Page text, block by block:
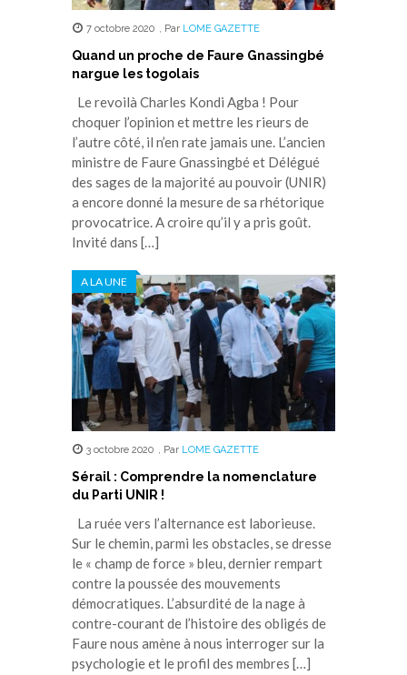
7 octobre 2020 , Par LOME GAZETTE
Quand un proche de Faure Gnassingbé
nargue les togolais
Le revoilà Charles Kondi Agba ! Pour
choquer l’opinion et mettre les rieurs de
l’autre côté, il n’en rate jamais une. L’ancien
ministre de Faure Gnassingbé et Délégué
des sages de la majorité au pouvoir (UNIR)
a encore donné la mesure de sa rhétorique
provocatrice. A croire qu’il y a pris goût.
Invité dans […]
A LA UNE
3 octobre 2020 , Par LOME GAZETTE
Sérail : Comprendre la nomenclature
du Parti UNIR !
La ruée vers l’alternance est laborieuse.
Sur le chemin, parmi les obstacles, se dresse
le « champ de force » bleu, dernier rempart
contre la poussée des mouvements
démocratiques. L’absurdité de la nage à
contre-courant de l’histoire des obligés de
Faure nous amène à nous interroger sur la
psychologie et le profil des membres […]